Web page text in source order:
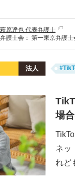
萩原達也 代表弁護士
弁護士会： 第一東京弁護士
法人
場
ネッ
れど